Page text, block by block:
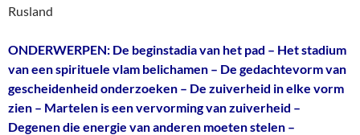
Rusland
ONDERWERPEN: De beginstadia van het pad – Het stadium
van een spirituele vlam belichamen – De gedachtevorm van
gescheidenheid onderzoeken – De zuiverheid in elke vorm
zien – Martelen is een vervorming van zuiverheid –
Degenen die energie van anderen moeten stelen –